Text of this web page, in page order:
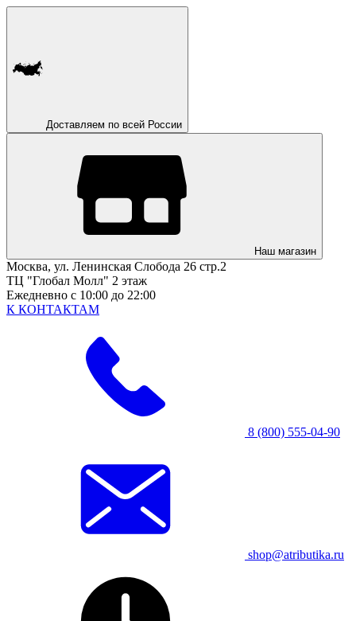
Доставляем по всей России
Наш магазин
Москва, ул. Ленинская Слобода 26 стр.2
ТЦ "Глобал Молл" 2 этаж
Ежедневно с 10:00 до 22:00
К КОНТАКТАМ
8 (800) 555-04-90
shop@atributika.ru